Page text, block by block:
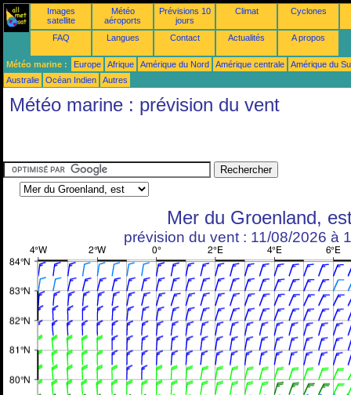
Images
satellite
Météo
aéroports
Prévisions 10
jours
Climat Cyclones
FAQ Langues Contact Actualités A propos
Météo marine : Europe Afrique Amérique du Nord Amérique centrale
Amérique du
Australie
Océan Indien Autres
Météo marine : prévision du vent
Mer du Groenland,
prévision du vent : 11/08/2026 à